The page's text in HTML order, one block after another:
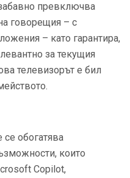
превключва
говорещия – с
– като гарантира,
за текущия
телевизорът е бил
обогатява
които
Copilot,